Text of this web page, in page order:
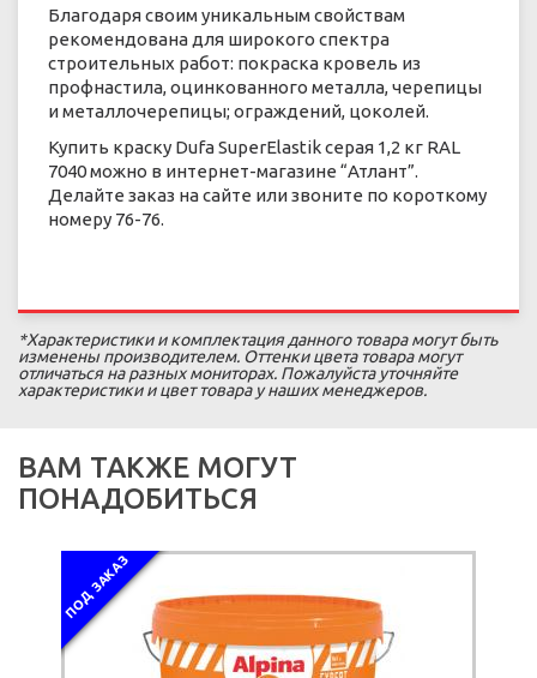
Благодаря своим уникальным свойствам
рекомендована для широкого спектра
строительных работ: покраска кровель из
профнастила, оцинкованного металла, черепицы
и металлочерепицы; ограждений, цоколей.
Купить краску Dufa SuperElastik серая 1,2 кг RAL
7040 можно в интернет-магазине “Атлант”.
Делайте заказ на сайте или звоните по короткому
номеру 76-76.
*Характеристики и комплектация данного товара могут быть
изменены производителем. Оттенки цвета товара могут
отличаться на разных мониторах. Пожалуйста уточняйте
характеристики и цвет товара у наших менеджеров.
ВАМ ТАКЖЕ МОГУТ
ПОНАДОБИТЬСЯ
ПОД ЗАКАЗ